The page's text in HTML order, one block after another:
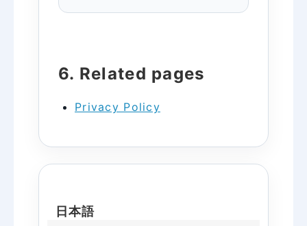
6. Related pages
Privacy Policy
日本語